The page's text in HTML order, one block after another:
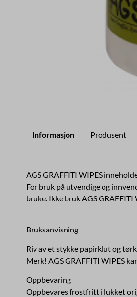
Informasjon Produsent
AGS GRAFFITI WIPES
For bruk på utvendige og
bruke. Ikke bruk AGS GRAFFITI
Bruksanvisning
Riv av et stykke papirklut og
Merk! AGS GRAFFITI WIPES
Oppbevaring
Oppbevares frostfritt i lukket